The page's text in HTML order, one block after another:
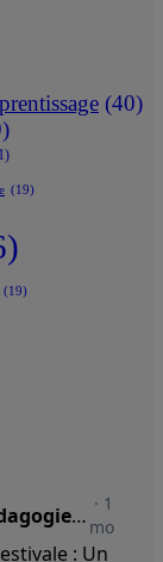
(40)
(19)
(19)